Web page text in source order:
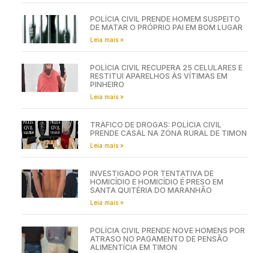
POLÍCIA CIVIL PRENDE HOMEM SUSPEITO
DE MATAR O PRÓPRIO PAI EM BOM LUGAR
Leia mais »
POLÍCIA CIVIL RECUPERA 25 CELULARES E
RESTITUI APARELHOS ÀS VÍTIMAS EM
PINHEIRO
Leia mais »
TRÁFICO DE DROGAS: POLÍCIA CIVIL
PRENDE CASAL NA ZONA RURAL DE TIMON
Leia mais »
INVESTIGADO POR TENTATIVA DE
HOMICÍDIO E HOMICÍDIO É PRESO EM
SANTA QUITÉRIA DO MARANHÃO
Leia mais »
POLÍCIA CIVIL PRENDE NOVE HOMENS POR
ATRASO NO PAGAMENTO DE PENSÃO
ALIMENTÍCIA EM TIMON